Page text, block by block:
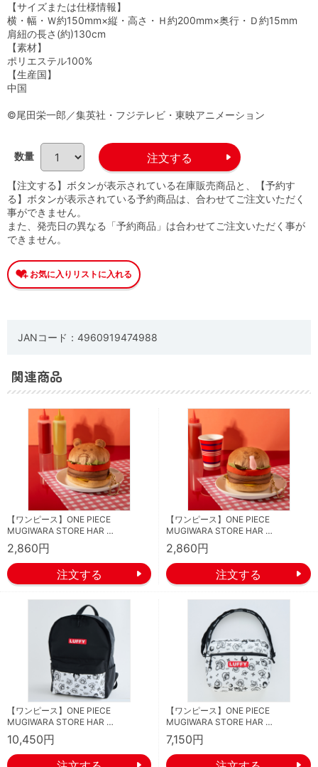
【サイズまたは仕様情報】
横・幅・Ｗ約150mm×縦・高さ・Ｈ約200mm×奥行・Ｄ約15mm
肩紐の長さ(約)130cm
【素材】
ポリエステル100%
【生産国】
中国
©尾田栄一郎／集英社・フジテレビ・東映アニメーション
数量
【注文する】ボタンが表示されている在庫販売商品と、【予約す
る】ボタンが表示されている予約商品は、合わせてご注文いただく
事ができません。
また、発売日の異なる「予約商品」は合わせてご注文いただく事が
できません。
JANコード：4960919474988
関連商品
【ワンピース】ONE PIECE
MUGIWARA STORE HAR …
2,860円
【ワンピース】ONE PIECE
MUGIWARA STORE HAR …
2,860円
【ワンピース】ONE PIECE
MUGIWARA STORE HAR …
10,450円
【ワンピース】ONE PIECE
MUGIWARA STORE HAR …
7,150円